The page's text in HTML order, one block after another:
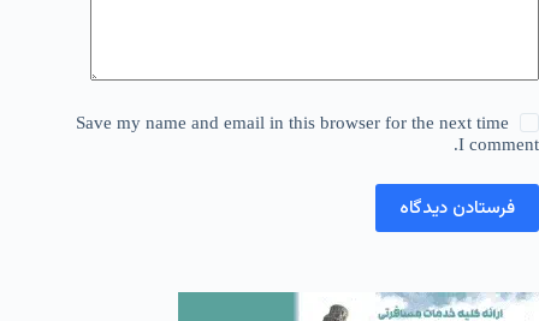
Save my name and email in this browser for the next time
I comment.
فرستادن دیدگاه